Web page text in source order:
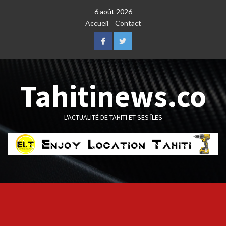
6 août 2026
Accueil
Contact
FacebookTwitter
Tahitinews.co
L'ACTUALITÉ DE TAHITI ET SES ÎLES